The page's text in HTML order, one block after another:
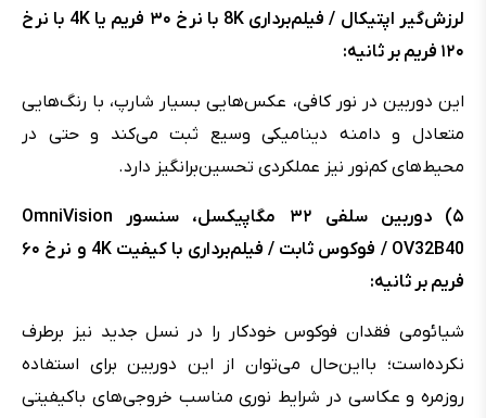
لرزش‌گیر اپتیکال / فیلم‌برداری 8K با نرخ ۳۰ فریم یا 4K با نرخ
۱۲۰ فریم بر ثانیه:
این دوربین در نور کافی، عکس‌هایی بسیار شارپ، با رنگ‌هایی
متعادل و دامنه دینامیکی وسیع ثبت می‌کند و حتی در
محیط‌های کم‌نور نیز عملکردی تحسین‌برانگیز دارد.
۵) دوربین سلفی ۳۲ مگاپیکسل، سنسور OmniVision
OV32B40 / فوکوس ثابت / فیلم‌برداری با کیفیت 4K و نرخ ۶۰
فریم بر ثانیه:
شیائومی فقدان فوکوس خودکار را در نسل جدید نیز برطرف
نکرده‌است؛ بااین‌حال می‌توان از این دوربین برای استفاده
روزمره و عکاسی در شرایط نوری مناسب خروجی‌های باکیفیتی